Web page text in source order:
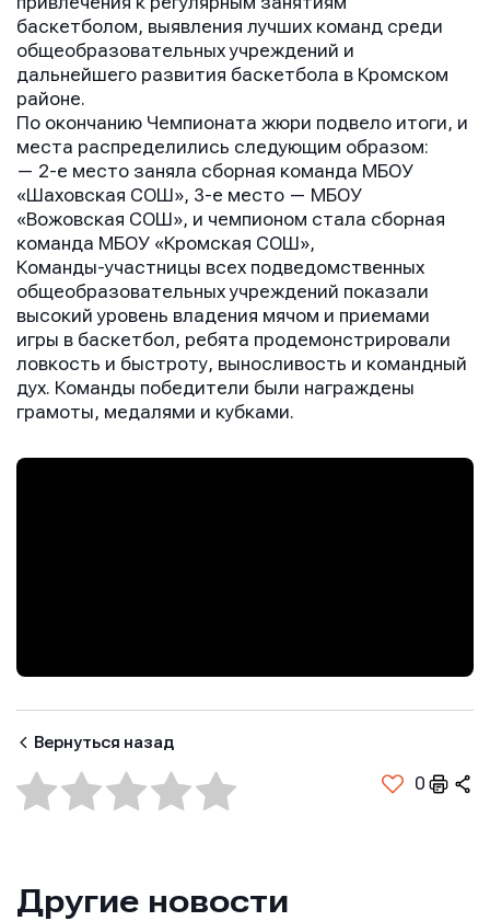
баскетболом, выявления лучших команд среди
общеобразовательных учреждений и
дальнейшего развития баскетбола в Кромском
районе.
По окончанию Чемпионата жюри подвело итоги, и
места распределились следующим образом:
— 2-е место заняла сборная команда МБОУ
«Шаховская СОШ», 3-е место — МБОУ
«Вожовская СОШ», и чемпионом стала сборная
команда МБОУ «Кромская СОШ»,
Команды-участницы всех подведомственных
общеобразовательных учреждений показали
высокий уровень владения мячом и приемами
игры в баскетбол, ребята продемонстрировали
ловкость и быстроту, выносливость и командный
дух. Команды победители были награждены
грамоты, медалями и кубками.
Вернуться назад
0
Другие новости
Имя
Имя
Имя